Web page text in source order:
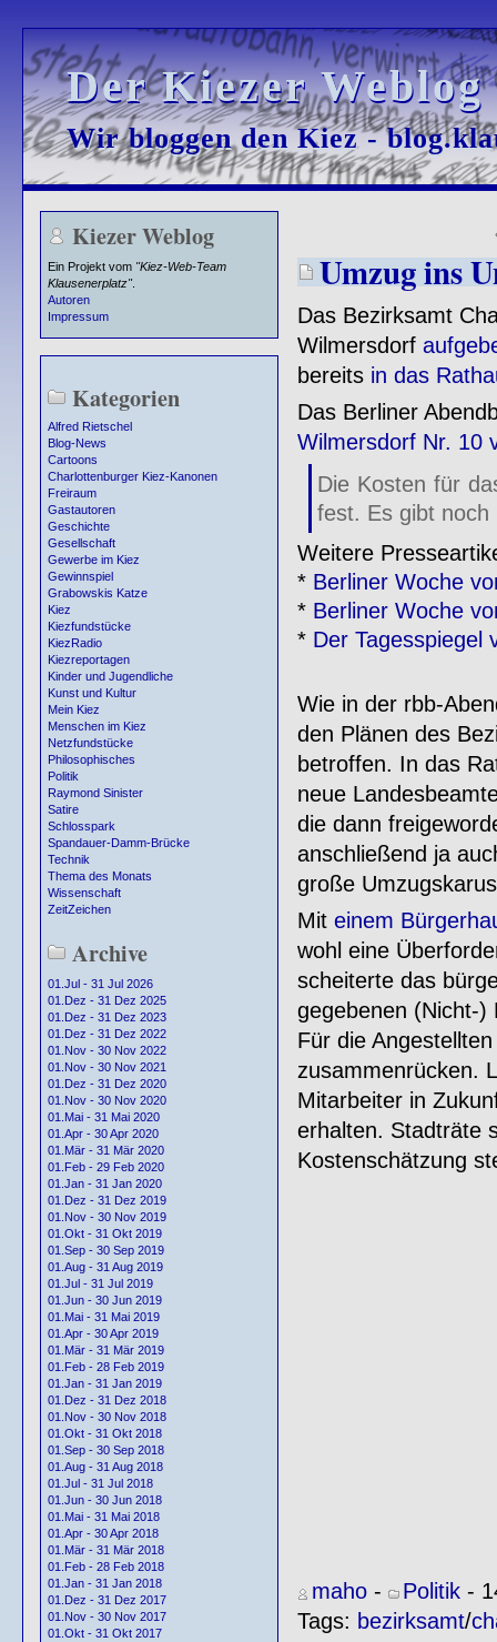
Der Kiezer
Der Kiezer
Wir bloggen den Kiez -
Wir bloggen den Kiez -
Kiezer Weblog
Ein Projekt vom "Kiez-Web-Team
Klausenerplatz".
Autoren
Impressum
Kategorien
Alfred Rietschel
Blog-News
Cartoons
Charlottenburger Kiez-Kanonen
Freiraum
Gastautoren
Geschichte
Gesellschaft
Gewerbe im Kiez
Gewinnspiel
Grabowskis Katze
Kiez
Kiezfundstücke
KiezRadio
Kiezreportagen
Kinder und Jugendliche
Kunst und Kultur
Mein Kiez
Menschen im Kiez
Netzfundstücke
Philosophisches
Politik
Raymond Sinister
Satire
Schlosspark
Spandauer-Damm-Brücke
Technik
Thema des Monats
Wissenschaft
ZeitZeichen
Archive
01.Jul - 31 Jul 2026
01.Dez - 31 Dez 2025
01.Dez - 31 Dez 2023
01.Dez - 31 Dez 2022
01.Nov - 30 Nov 2022
01.Nov - 30 Nov 2021
01.Dez - 31 Dez 2020
01.Nov - 30 Nov 2020
01.Mai - 31 Mai 2020
01.Apr - 30 Apr 2020
01.Mär - 31 Mär 2020
01.Feb - 29 Feb 2020
01.Jan - 31 Jan 2020
01.Dez - 31 Dez 2019
01.Nov - 30 Nov 2019
01.Okt - 31 Okt 2019
01.Sep - 30 Sep 2019
01.Aug - 31 Aug 2019
01.Jul - 31 Jul 2019
01.Jun - 30 Jun 2019
01.Mai - 31 Mai 2019
01.Apr - 30 Apr 2019
01.Mär - 31 Mär 2019
01.Feb - 28 Feb 2019
01.Jan - 31 Jan 2019
01.Dez - 31 Dez 2018
01.Nov - 30 Nov 2018
01.Okt - 31 Okt 2018
01.Sep - 30 Sep 2018
01.Aug - 31 Aug 2018
01.Jul - 31 Jul 2018
01.Jun - 30 Jun 2018
01.Mai - 31 Mai 2018
01.Apr - 30 Apr 2018
01.Mär - 31 Mär 2018
01.Feb - 28 Feb 2018
01.Jan - 31 Jan 2018
01.Dez - 31 Dez 2017
01.Nov - 30 Nov 2017
01.Okt - 31 Okt 2017
Umzug ins
Das Bezirksamt
Wilmersdorf
bereits in das
Das Berliner
Wilmersdorf Nr. 10
Die Kosten für
fest. Es gibt noch
Weitere
* Berliner Woche
* Berliner Woche
* Der Tagesspiegel
Wie in der rbb-
den Plänen des
betroffen. In das
neue
die dann
anschließend ja
große
Mit einem
wohl eine
scheiterte das
gegebenen (Nicht-)
Für die
zusammenrücken.
Mitarbeiter in
erhalten. Stadträte
Kostenschätzung
maho- Politik-
Tags: bezirksamt/